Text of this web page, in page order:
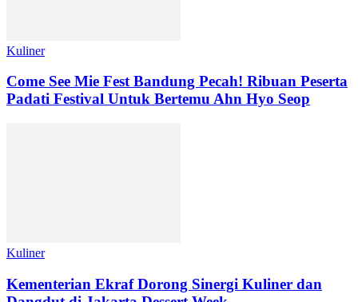
Kuliner
Come See Mie Fest Bandung Pecah! Ribuan Peserta
Padati Festival Untuk Bertemu Ahn Hyo Seop
Kuliner
Kementerian Ekraf Dorong Sinergi Kuliner dan